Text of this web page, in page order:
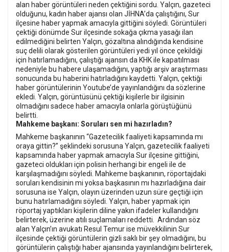
alan haber görüntüleri neden çektiğini sordu. Yalçın, gazeteci
olduğunu, kadın haber ajansı olan JİHNA’da çalıştığını, Sur
ilçesine haber yapmak amacıyla gittiğini söyledi. Görüntüleri
çektiği dönümde Sur ilçesinde sokağa çıkma yasağı ilan
edilmediğini belirten Yalçın, gözaltına alındığında kendisine
suç delili olarak gösterilen görüntüleri yedi yıl önce çekildiği
için hatırlamadığını, çalıştığı ajansın da KHK ile kapatılması
nedeniyle bu habere ulaşamadığını, yaptığı arşiv araştırması
sonucunda bu haberini hatırladığını kaydetti. Yalçın, çektiği
haber görüntülerinin Youtube’de yayınlandığını da sözlerine
ekledi. Yalçın, görüntüsünü çektiği kişilerle bir ilgisinin
olmadığını sadece haber amacıyla onlarla görüştüğünü
belirtti.
Mahkeme başkanı: Soruları sen mi hazırladın?
Mahkeme başkanının “Gazetecilik faaliyeti kapsamında mı
oraya gittin?” şeklindeki sorusuna Yalçın, gazetecilik faaliyeti
kapsamında haber yapmak amacıyla Sur ilçesine gittiğini,
gazeteci oldukları için polisin herhangi bir engeli ile de
karşılaşmadığını söyledi. Mahkeme başkanının, röportajdaki
soruları kendisinin mi yoksa başkasının mı hazırladığına dair
sorusuna ise Yalçın, olayın üzerinden uzun süre geçtiği için
bunu hatırlamadığını söyledi. Yalçın, haber yapmak için
röportaj yaptıkları kişilerin diline yakın ifadeler kullandığını
belirterek, üzerine atılı suçlamaları reddetti.
Ardından söz
alan Yalçın’ın avukatı Resul Temur ise müvekkilinin Sur
ilçesinde çektiği görüntülerin gizli saklı bir şey olmadığını, bu
görüntülerin çalıştığı haber ajansında yayınlandığını belirterek,